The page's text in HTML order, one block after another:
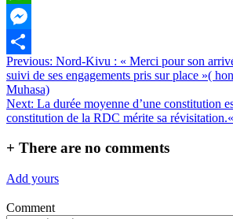
WhatsApp
Messenger
Partager
Navigation
de
l’article
Previous: Nord-Kivu : « Merci pour son
suivi de ses engagements pris sur place »(
Muhasa)
Next: La durée moyenne d’une constitution
constitution de la RDC mérite sa
+ There are no comments
Add yours
Comment